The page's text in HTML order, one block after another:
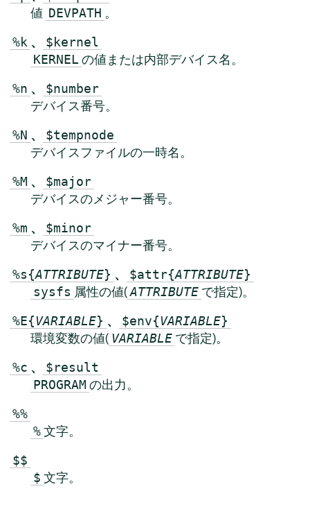
値 DEVPATH 。
%k 、
$kernel
KERNEL の値または内部デバイス名。
%n 、 $number
デバイス番号。
%N 、 $tempnode
デバイスファイルの一時名。
%M 、 $major
デバイスのメジャー番号。
%m 、 $minor
デバイスのマイナー番号。
%s{ATTRIBUTE} 、 $attr{ATTRIBUTE}
sysfs 属性の値(ATTRIBUTE で指定)。
%E{VARIABLE} 、 $env{VARIABLE}
環境変数の値( VARIABLE で指定)。
%c 、
$result
PROGRAM の出力。
%%
% 文字。
$$
$ 文字。